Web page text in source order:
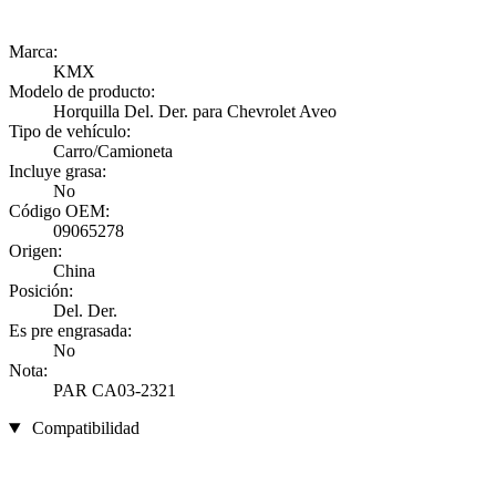
Marca:
KMX
Modelo de producto:
Horquilla Del. Der. para Chevrolet Aveo
Tipo de vehículo:
Carro/Camioneta
Incluye grasa:
No
Código OEM:
09065278
Origen:
China
Posición:
Del. Der.
Es pre engrasada:
No
Nota:
PAR CA03-2321
Compatibilidad